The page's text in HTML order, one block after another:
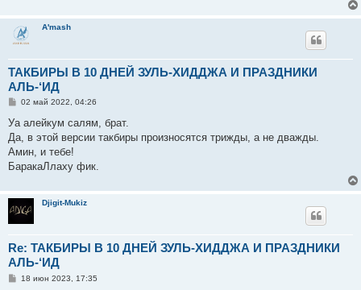
A'mash
ТАКБИРЫ В 10 ДНЕЙ ЗУЛЬ-ХИДДЖА И ПРАЗДНИКИ
АЛЬ-‘ИД
С
о
щ
е
и
02 май 2022, 04:26
Уа алейкум салям, брат.
Да, в этой версии такбиры произносятся трижды, а не дважды.
Амин, и тебе!
БаракаЛлаху фик.
Djigit-Mukiz
Re: ТАКБИРЫ В 10 ДНЕЙ ЗУЛЬ-ХИДДЖА И ПРАЗДНИКИ
АЛЬ-‘ИД
С18 июн 2023, 17:35